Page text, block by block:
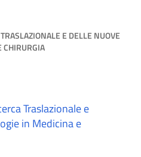
E DELLE NUOVE
CHIRURGIA
Traslazionale e
in Medicina e